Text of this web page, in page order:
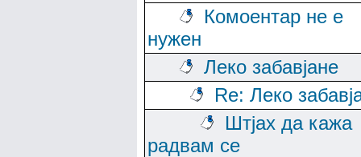
Комоентар не е
нужен
Леко забавјане
Re: Леко
Штјах да кажа
радвам се